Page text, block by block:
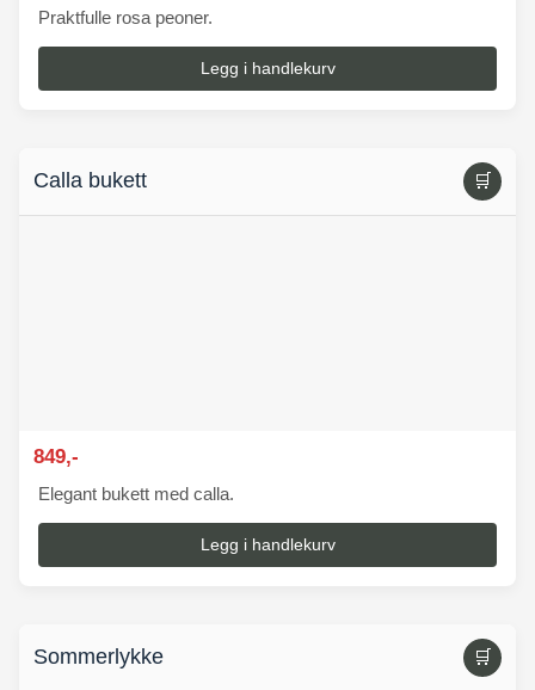
Praktfulle rosa peoner.
Legg i handlekurv
Calla bukett 🛒
849,-
Elegant bukett med calla.
Legg i handlekurv
Sommerlykke 🛒